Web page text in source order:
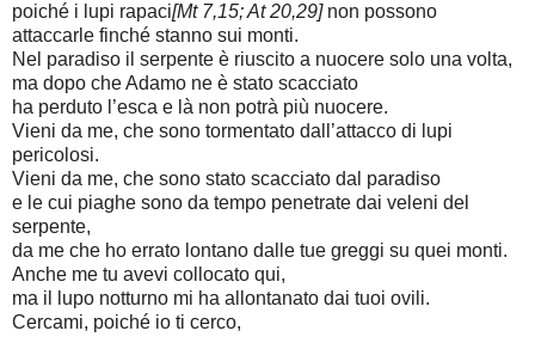
poiché i lupi rapaci[Mt 7,15; At 20,29]non possono
attaccarle finché stanno sui monti.
Nel paradiso il serpente è riuscito a nuocere solo una volta,
ma dopo che Adamo ne è stato scacciato
ha perduto l’esca e là non potrà più nuocere.
Vieni da me, che sono tormentato dall’attacco di lupi
pericolosi.
Vieni da me, che sono stato scacciato dal paradiso
e le cui piaghe sono da tempo penetrate dai veleni del
serpente,
da me che ho errato lontano dalle tue greggi su quei monti.
Anche me tu avevi collocato qui,
ma il lupo notturno mi ha allontanato dai tuoi ovili.
Cercami, poiché io ti cerco,